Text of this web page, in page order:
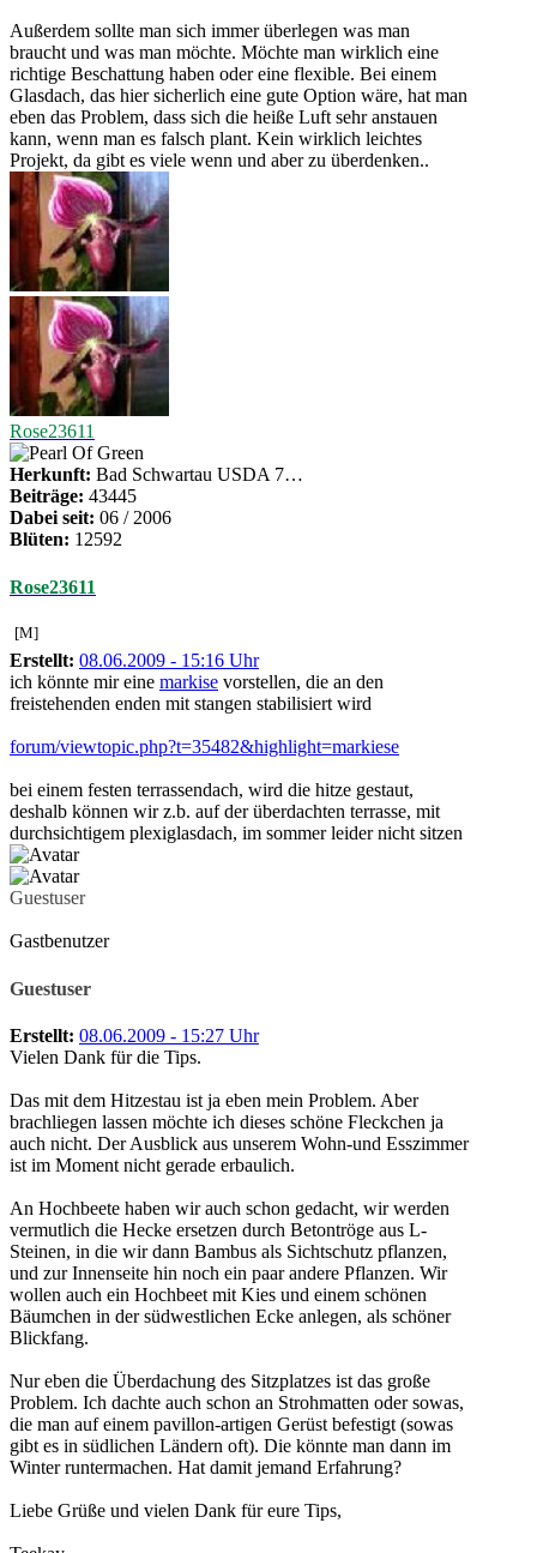
Außerdem sollte man sich immer überlegen was man
braucht und was man möchte. Möchte man wirklich eine
richtige Beschattung haben oder eine flexible. Bei einem
Glasdach, das hier sicherlich eine gute Option wäre, hat man
eben das Problem, dass sich die heiße Luft sehr anstauen
kann, wenn man es falsch plant. Kein wirklich leichtes
Projekt, da gibt es viele wenn und aber zu überdenken..
Rose23611
Herkunft: Bad Schwartau USDA 7…
Beiträge: 43445
Dabei seit: 06 / 2006
Blüten: 12592
Rose23611
[M]
Erstellt: 08.06.2009 - 15:16 Uhr
ich könnte mir eine markise vorstellen, die an den
freistehenden enden mit stangen stabilisiert wird
forum/viewtopic.php?t=35482&highlight=markiese
bei einem festen terrassendach, wird die hitze gestaut,
deshalb können wir z.b. auf der überdachten terrasse, mit
durchsichtigem plexiglasdach, im sommer leider nicht sitzen
Guestuser
Gastbenutzer
Guestuser
Erstellt: 08.06.2009 - 15:27 Uhr
Vielen Dank für die Tips.
Das mit dem Hitzestau ist ja eben mein Problem. Aber
brachliegen lassen möchte ich dieses schöne Fleckchen ja
auch nicht. Der Ausblick aus unserem Wohn-und Esszimmer
ist im Moment nicht gerade erbaulich.
An Hochbeete haben wir auch schon gedacht, wir werden
vermutlich die Hecke ersetzen durch Betontröge aus L-
Steinen, in die wir dann Bambus als Sichtschutz pflanzen,
und zur Innenseite hin noch ein paar andere Pflanzen. Wir
wollen auch ein Hochbeet mit Kies und einem schönen
Bäumchen in der südwestlichen Ecke anlegen, als schöner
Blickfang.
Nur eben die Überdachung des Sitzplatzes ist das große
Problem. Ich dachte auch schon an Strohmatten oder sowas,
die man auf einem pavillon-artigen Gerüst befestigt (sowas
gibt es in südlichen Ländern oft). Die könnte man dann im
Winter runtermachen. Hat damit jemand Erfahrung?
Liebe Grüße und vielen Dank für eure Tips,